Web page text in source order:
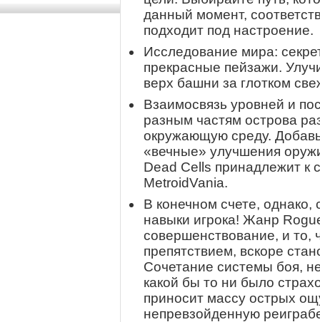
данный момент,
подходит под настроение.
Исследование мира:
прекрасные пейзажи.
верх башни за глотком
Взаимосвязь уровней и
разным частям острова
окружающую среду.
«вечные» улучшения
Dead Cells принадлежит к
MetroidVania.
В конечном счете,
навыки игрока! Жанр
совершенствование, и то,
препятствием, вскоре
Сочетание системы боя,
какой бы то ни было
приносит массу острых
непревзойденную